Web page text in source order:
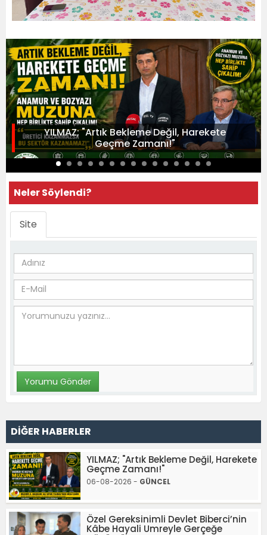
YILMAZ; "Artık Bekleme Değil, Harekete
Geçme Zamanı!"
Neler Söylendi?
Site
DİĞER HABERLER
YILMAZ; "Artık Bekleme Değil, Harekete
Geçme Zamanı!"
06-08-2026 - GÜNCEL
Özel Gereksinimli Devlet Biberci’nin
Kâbe Hayali Umreyle Gerçeğe